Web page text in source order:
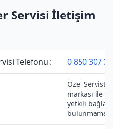
Servisi İletişim
Telefonu : 0 850 307
Özel
markası ile
yetkili